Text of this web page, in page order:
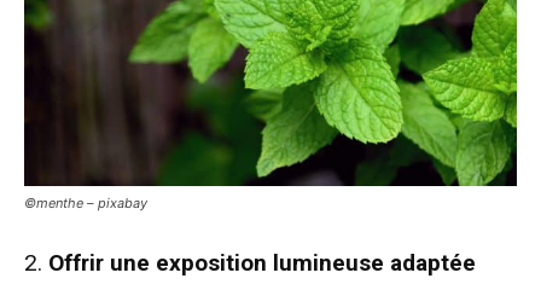
©menthe – pixabay
2. Offrir une exposition lumineuse adaptée